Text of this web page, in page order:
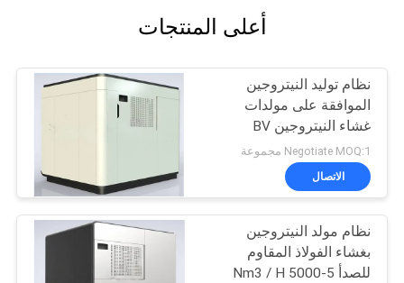
أعلى المنتجات
نظام توليد النيتروجين
الموافقة على مولدات
غشاء النيتروجين BV
Negotiate MOQ:1 مجموعة
الاتصال
نظام مولد النيتروجين
بغشاء الفولاذ المقاوم
للصدأ 5-5000 Nm3 / H